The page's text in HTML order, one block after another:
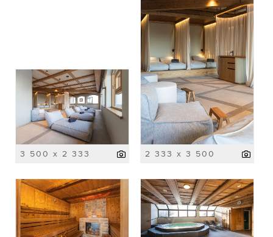
3 500 x 2 333 2 333 x 3 500